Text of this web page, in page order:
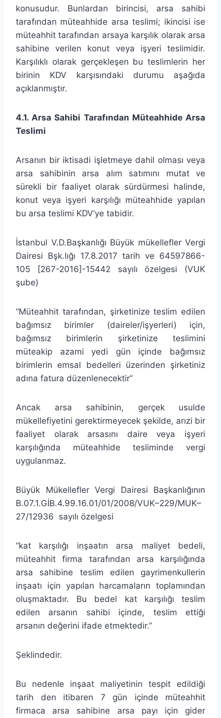
konusudur. Bunlardan birincisi, arsa sahibi
tarafından müteahhide arsa teslimi; ikincisi ise
müteahhit tarafından arsaya karşılık olarak arsa
sahibine verilen konut veya işyeri teslimidir.
Karşılıklı olarak gerçekleşen bu teslimlerin her
birinin KDV karşısındaki durumu aşağıda
açıklanmıştır.
4.1. Arsa Sahibi Tarafından Müteahhide Arsa
Teslimi
Arsanın bir iktisadi işletmeye dahil olması veya
arsa sahibinin arsa alım satımını mutat ve
sürekli bir faaliyet olarak sürdürmesi halinde,
konut veya işyeri karşılığı müteahhide yapılan
bu arsa teslimi KDV’ye tabidir.
İstanbul V.D.Başkanlığı Büyük mükellefler Vergi
Dairesi Bşk.lığı 17.8.2017 tarih ve 64597866-
105 [267-2016]-15442 sayılı özelgesi (VUK
şube)
“Müteahhit tarafından, şirketinize teslim edilen
bağımsız birimler (daireler/işyerleri) için,
bağımsız birimlerin şirketinize teslimini
müteakip azami yedi gün içinde bağımsız
birimlerin emsal bedelleri üzerinden şirketiniz
adına fatura düzenlenecektir”
Ancak arsa sahibinin, gerçek usulde
mükellefiyetini gerektirmeyecek şekilde, arızi bir
faaliyet olarak arsasını daire veya işyeri
karşılığında müteahhide tesliminde vergi
uygulanmaz.
Büyük Mükellefler Vergi Dairesi Başkanlığının
B.07.1.GİB.4.99.16.01/01/2008/VUK–229/MUK–
27/12936 sayılı özelgesi
“kat karşılığı inşaatın arsa maliyet bedeli,
müteahhit firma tarafından arsa karşılığında
arsa sahibine teslim edilen gayrimenkullerin
inşaatı için yapılan harcamaların toplamından
oluşmaktadır. Bu bedel kat karşılığı teslim
edilen arsanın sahibi içinde, teslim ettiği
arsanın değerini ifade etmektedir.”
Şeklindedir.
Bu nedenle inşaat maliyetinin tespit edildiği
tarih den itibaren 7 gün içinde müteahhit
firmaca arsa sahibine arsa payı için gider